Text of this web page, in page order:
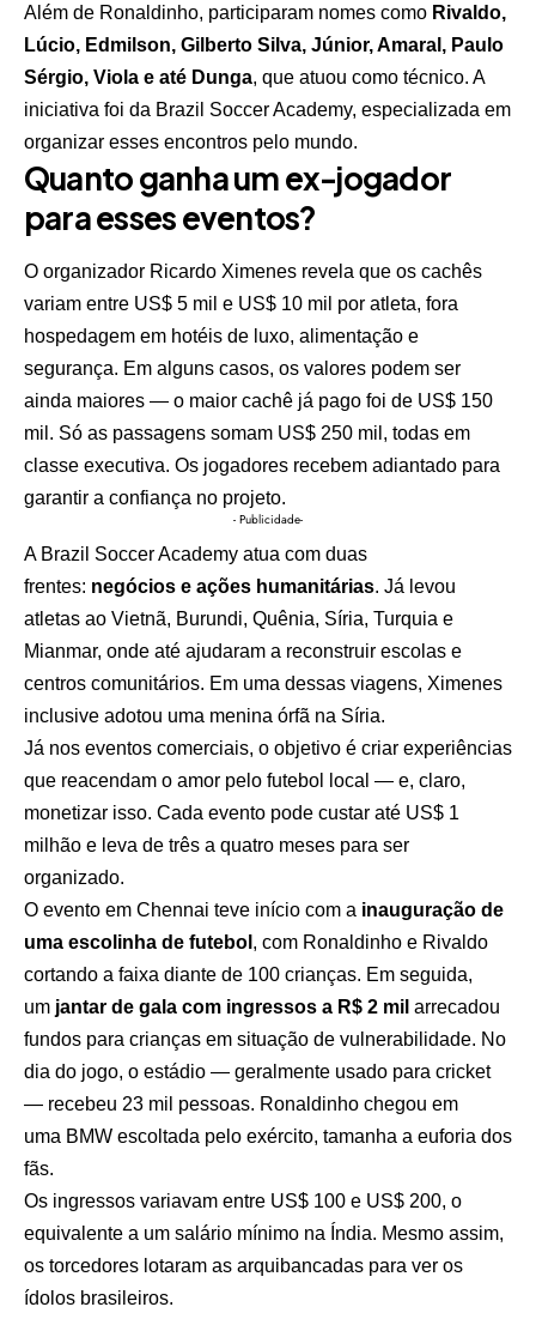
Além de Ronaldinho, participaram nomes como Rivaldo,
Lúcio, Edmilson, Gilberto Silva, Júnior, Amaral, Paulo
Sérgio, Viola e até Dunga, que atuou como técnico. A
iniciativa foi da Brazil Soccer Academy, especializada em
organizar esses encontros pelo mundo.
Quanto ganha um ex-jogador
para esses eventos?
O organizador Ricardo Ximenes revela que os cachês
variam entre US$ 5 mil e US$ 10 mil por atleta, fora
hospedagem em hotéis de luxo, alimentação e
segurança. Em alguns casos, os valores podem ser
ainda maiores — o maior cachê já pago foi de US$ 150
mil. Só as passagens somam US$ 250 mil, todas em
classe executiva. Os jogadores recebem adiantado para
garantir a confiança no projeto.
- Publicidade-
A Brazil Soccer Academy atua com duas
frentes: negócios e ações humanitárias. Já levou
atletas ao Vietnã, Burundi, Quênia, Síria, Turquia e
Mianmar, onde até ajudaram a reconstruir escolas e
centros comunitários. Em uma dessas viagens, Ximenes
inclusive adotou uma menina órfã na Síria.
Já nos eventos comerciais, o objetivo é criar experiências
que reacendam o amor pelo futebol local — e, claro,
monetizar isso. Cada evento pode custar até US$ 1
milhão e leva de três a quatro meses para ser
organizado.
O evento em Chennai teve início com a inauguração de
uma escolinha de futebol , com Ronaldinho e Rivaldo
cortando a faixa diante de 100 crianças. Em seguida,
um jantar de gala com ingressos a R$ 2 mil arrecadou
fundos para crianças em situação de vulnerabilidade. No
dia do jogo, o estádio — geralmente usado para cricket
— recebeu 23 mil pessoas. Ronaldinho chegou em
uma BMW escoltada pelo exército, tamanha a euforia dos
fãs.
Os ingressos variavam entre US$ 100 e US$ 200, o
equivalente a um salário mínimo na Índia. Mesmo assim,
os torcedores lotaram as arquibancadas para ver os
ídolos brasileiros.